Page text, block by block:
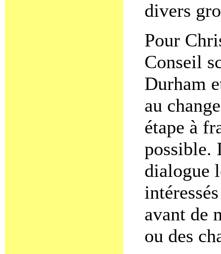
divers
Pour
Conseil
Durham
au
étape à
possible.
dialogue
avant de
ou des